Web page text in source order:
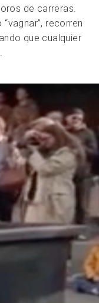
de carreras.
recorren
que cualquier